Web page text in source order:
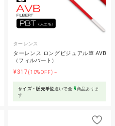
ターレンス
ターレンス ロングビジュアル筆 AVB
（フィルバート）
¥317(10%OFF)～
サイズ・販売単位違いで全 9商品ありま
す